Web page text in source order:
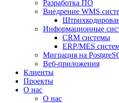
Разработка ПО
Внедрение WMS
Информационные
CRM системы
ERP/MES
Миграция на
Веб-приложения
Клиенты
Проекты
О нас
О нас